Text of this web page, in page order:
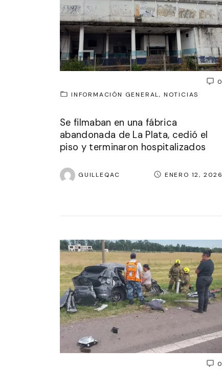
0
INFORMACIÓN GENERAL NOTICIAS
Se filmaban en una fábrica
abandonada de La Plata, cedió el
piso y terminaron hospitalizados
GUILLEQAC ENERO 12, 2026
0